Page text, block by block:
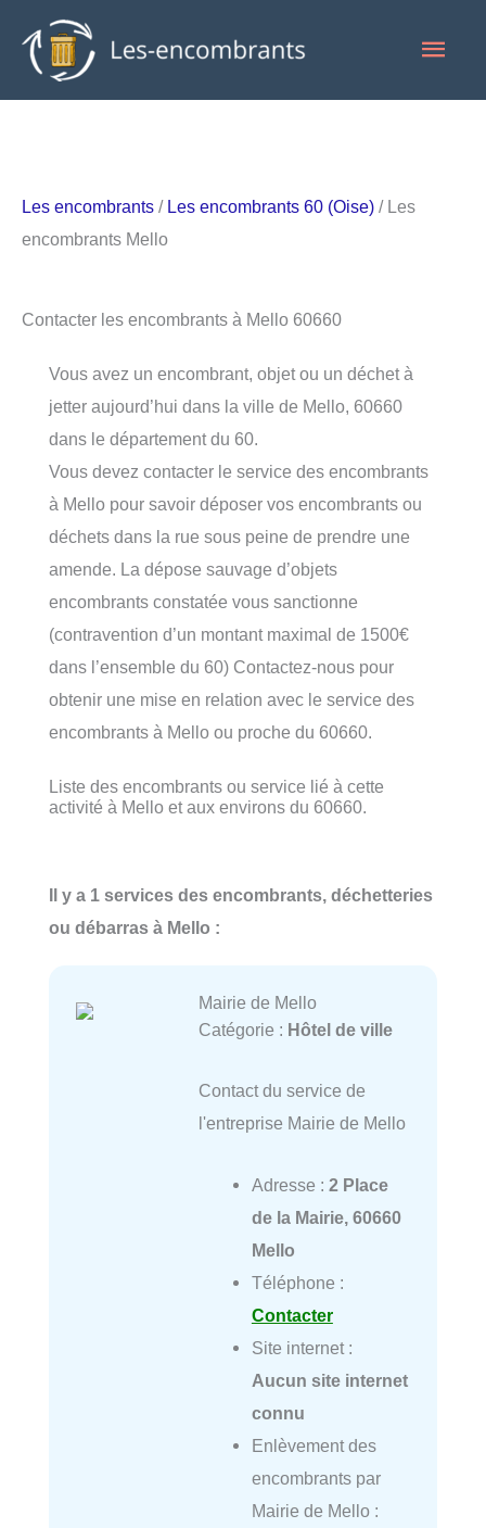
contenu
Les encombrants / Les encombrants 60 (Oise) / Les
encombrants Mello
Contacter les encombrants à Mello 60660
Vous avez un encombrant, objet ou un déchet à
jetter aujourd’hui dans la ville de Mello, 60660
dans le département du 60.
Vous devez contacter le service des encombrants
à Mello pour savoir déposer vos encombrants ou
déchets dans la rue sous peine de prendre une
amende. La dépose sauvage d’objets
encombrants constatée vous sanctionne
(contravention d’un montant maximal de 1500€
dans l’ensemble du 60) Contactez-nous pour
obtenir une mise en relation avec le service des
encombrants à Mello ou proche du 60660.
Liste des encombrants ou service lié à cette
activité à Mello et aux environs du 60660.
Il y a 1 services des encombrants, déchetteries
ou débarras à Mello :
Mairie de Mello
Catégorie : Hôtel de ville
Contact du service de
l'entreprise Mairie de Mello
Adresse : 2 Place
de la Mairie, 60660
Mello
Téléphone :
Contacter
Site internet :
Aucun site internet
connu
Enlèvement des
encombrants par
Mairie de Mello :